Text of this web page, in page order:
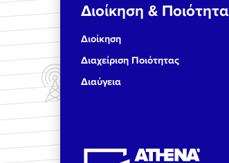
Διοίκηση & Ποιότητα
Διοίκηση
Διαχείριση Ποιότητας
Διαύγεια